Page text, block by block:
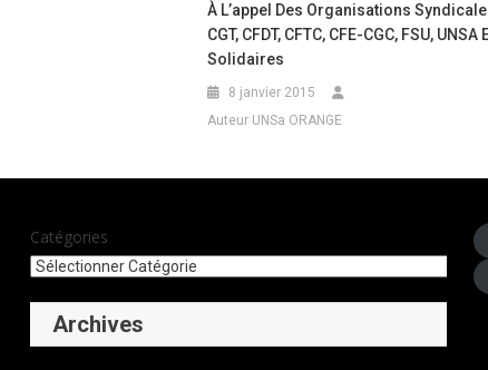
À L’appel Des Organisations
CGT, CFDT, CFTC, CFE-CGC, FSU, UNSA
Solidaires
8 janvier 2015
Auteur UNSa ORANGE
Catégories
Archives